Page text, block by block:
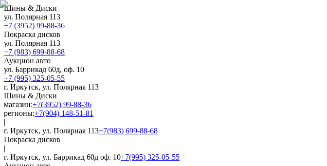
Шины & Диски
ул. Полярная 113
+7 (3952) 99-88-36
Покраска дисков
ул. Полярная 113
+7 (983) 699-88-68
Аукцион авто
ул. Баррикад 60д, оф. 10
+7 (995) 325-05-55
г. Иркутск, ул. Полярная 113
Шины & Диски
магазин:+7(3952) 99-88-36
регионы:+7(904) 148-51-81
|
г. Иркутск, ул. Полярная 113+7(983) 699-88-68
Покраска дисков
|
г. Иркутск, ул. Баррикад 60д оф. 10+7(995) 325-05-55